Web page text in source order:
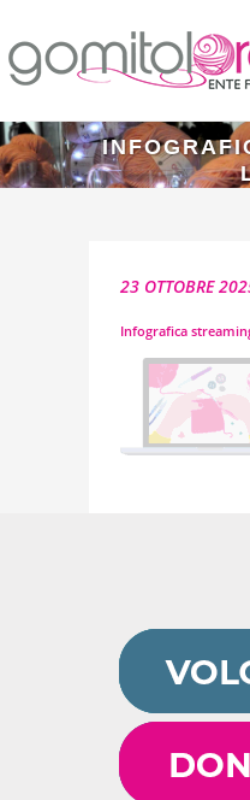
23 OTTOBRE
Infografica